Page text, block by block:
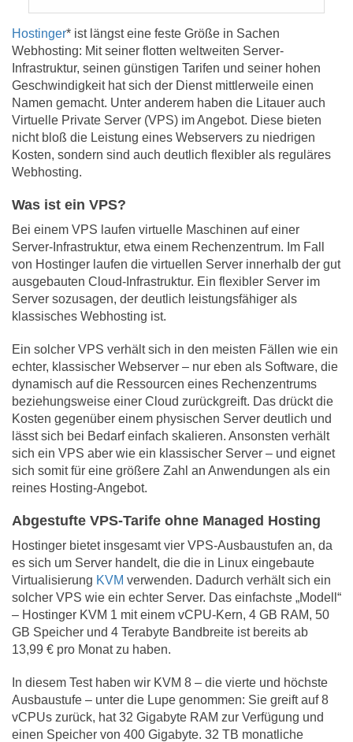
Hostinger* ist längst eine feste Größe in Sachen
Webhosting: Mit seiner flotten weltweiten Server-
Infrastruktur, seinen günstigen Tarifen und seiner hohen
Geschwindigkeit hat sich der Dienst mittlerweile einen
Namen gemacht. Unter anderem haben die Litauer auch
Virtuelle Private Server (VPS) im Angebot. Diese bieten
nicht bloß die Leistung eines Webservers zu niedrigen
Kosten, sondern sind auch deutlich flexibler als reguläres
Webhosting.
Was ist ein VPS?
Bei einem VPS laufen virtuelle Maschinen auf einer
Server-Infrastruktur, etwa einem Rechenzentrum. Im Fall
von Hostinger laufen die virtuellen Server innerhalb der gut
ausgebauten Cloud-Infrastruktur. Ein flexibler Server im
Server sozusagen, der deutlich leistungsfähiger als
klassisches Webhosting ist.
Ein solcher VPS verhält sich in den meisten Fällen wie ein
echter, klassischer Webserver – nur eben als Software, die
dynamisch auf die Ressourcen eines Rechenzentrums
beziehungsweise einer Cloud zurückgreift. Das drückt die
Kosten gegenüber einem physischen Server deutlich und
lässt sich bei Bedarf einfach skalieren. Ansonsten verhält
sich ein VPS aber wie ein klassischer Server – und eignet
sich somit für eine größere Zahl an Anwendungen als ein
reines Hosting-Angebot.
Abgestufte VPS-Tarife ohne Managed Hosting
Hostinger bietet insgesamt vier VPS-Ausbaustufen an, da
es sich um Server handelt, die die in Linux eingebaute
Virtualisierung KVM verwenden. Dadurch verhält sich ein
solcher VPS wie ein echter Server. Das einfachste „Modell“
– Hostinger KVM 1 mit einem vCPU-Kern, 4 GB RAM, 50
GB Speicher und 4 Terabyte Bandbreite ist bereits ab
13,99 € pro Monat zu haben.
In diesem Test haben wir KVM 8 – die vierte und höchste
Ausbaustufe – unter die Lupe genommen: Sie greift auf 8
vCPUs zurück, hat 32 Gigabyte RAM zur Verfügung und
einen Speicher von 400 Gigabyte. 32 TB monatliche